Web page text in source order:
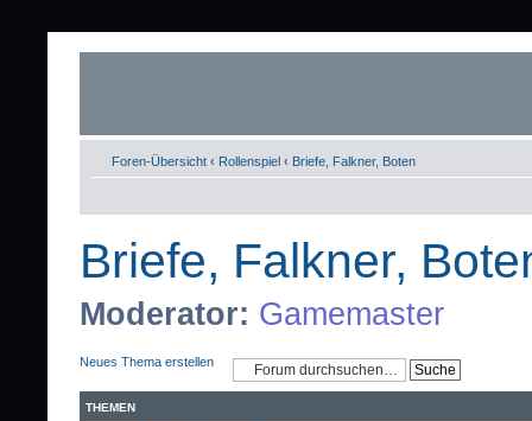
Foren-Übersicht ‹ Rollenspiel ‹ Briefe, Falkner, Boten
Briefe, Falkner,
Moderator: Gamemaster
Neues Thema erstellen
THEMEN